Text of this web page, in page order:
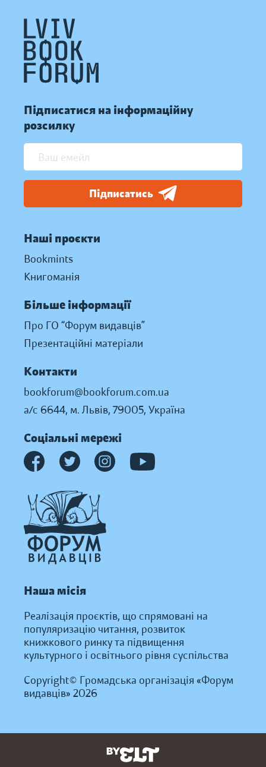
Підписатися на інформаційну
розсилку
Підписатись
Наші проєкти
Bookmints
Книгоманія
Більше інформації
Про ГО “Форум видавців”
Презентаційні матеріали
Контакти
bookforum@bookforum.com.ua
а/с 6644, м. Львів, 79005, Україна
Соціальні мережі
Наша місія
Реалізація проєктів, що спрямовані на
популяризацію читання, розвиток
книжкового ринку та підвищення
культурного і освітнього рівня суспільства
Copyright© Громадська організація «Форум
видавців» 2026